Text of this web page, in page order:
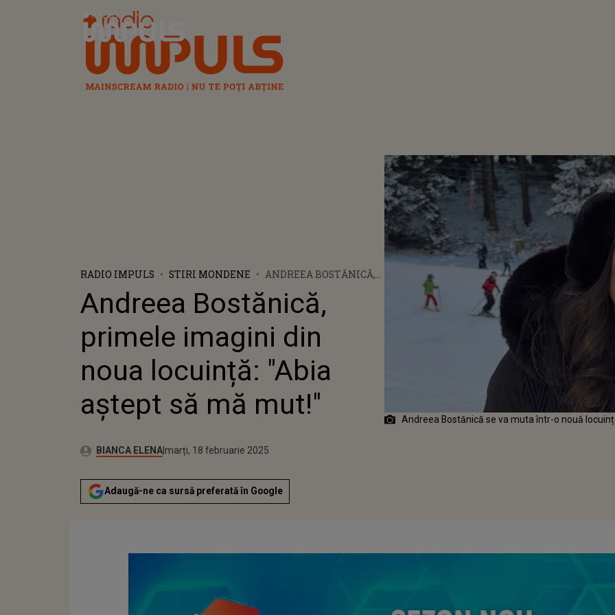
Radio Impuls
RADIO IMPULS STIRI MONDENE
ANDREEA BOSTĂNICĂ,
NOUA LOCUINȚĂ: "ABIA
AȘTEPT SĂ MĂ MUT!"
Andreea Bostănică,
primele imagini din
noua locuință: "Abia
aștept să mă mut!"
Autor:BIANCA ELENA Publicat:
marți, 18 februarie 2025
Adaugă-ne ca sursă preferată în Google
Andreea Bostănică se va muta într-o nouă